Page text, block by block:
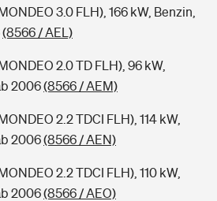
3.0 FLH), 166 kW, Benzin,
(8566 / AEL)
2.0 TD FLH), 96 kW,
2006(8566 / AEM)
2.2 TDCI FLH), 114 kW,
2006(8566 / AEN)
2.2 TDCI FLH), 110 kW,
2006(8566 / AEO)